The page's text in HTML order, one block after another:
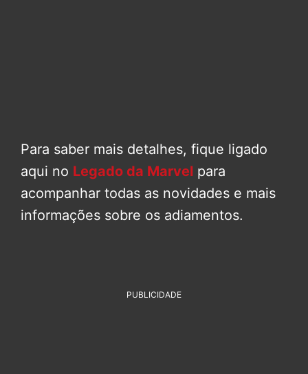
Para saber mais detalhes, fique ligado
aqui no Legado da Marvel para
acompanhar todas as novidades e mais
informações sobre os adiamentos.
PUBLICIDADE